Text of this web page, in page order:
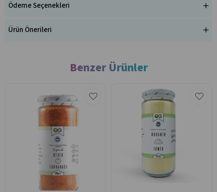
Ödeme Seçenekleri
Ürün Önerileri
Benzer Ürünler